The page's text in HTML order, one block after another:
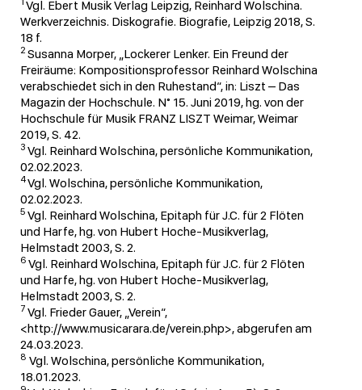
Vgl. Ebert Musik Verlag Leipzig, Reinhard Wolschina.
Werkverzeichnis. Diskografie. Biografie, Leipzig 2018, S.
18 f.
2 Susanna Morper, „Lockerer Lenker. Ein Freund der
Freiräume: Kompositionsprofessor Reinhard Wolschina
verabschiedet sich in den Ruhestand“, in: Liszt – Das
Magazin der Hochschule. N° 15. Juni 2019, hg. von der
Hochschule für Musik FRANZ LISZT Weimar, Weimar
2019, S. 42.
3 Vgl. Reinhard Wolschina, persönliche Kommunikation,
02.02.2023.
4Vgl. Wolschina, persönliche Kommunikation,
02.02.2023.
5 Vgl. Reinhard Wolschina, Epitaph für J.C. für 2 Flöten
und Harfe, hg. von Hubert Hoche-Musikverlag,
Helmstadt 2003, S. 2.
6 Vgl. Reinhard Wolschina, Epitaph für J.C. für 2 Flöten
und Harfe, hg. von Hubert Hoche-Musikverlag,
Helmstadt 2003, S. 2.
7 Vgl. Frieder Gauer, „Verein“,
<http://www.musicarara.de/verein.php>, abgerufen am
24.03.2023.
8 Vgl. Wolschina, persönliche Kommunikation,
18.01.2023.